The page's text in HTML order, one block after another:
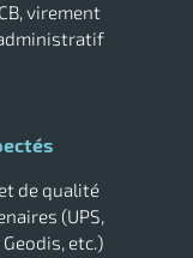
virement
de qualité
(UPS,
etc.)